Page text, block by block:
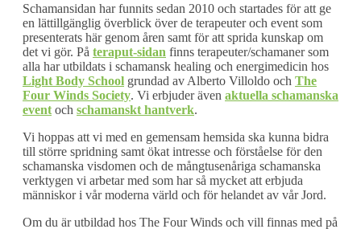
Schamansidan har funnits sedan 2010 och startades för att ge
en lättillgänglig överblick över de terapeuter och event som
presenterats här genom åren samt för att sprida kunskap om
det vi gör. På teraput-sidan finns terapeuter/schamaner som
alla har utbildats i schamansk healing och energimedicin hos
Light Body School grundad av Alberto Villoldo och The
Four Winds Society. Vi erbjuder även aktuella schamanska
event och schamanskt hantverk.
Vi hoppas att vi med en gemensam hemsida ska kunna bidra
till större spridning samt ökat intresse och förståelse för den
schamanska visdomen och de mångtusenåriga schamanska
verktygen vi arbetar med som har så mycket att erbjuda
människor i vår moderna värld och för helandet av vår Jord.
Om du är utbildad hos The Four Winds och vill finnas med på